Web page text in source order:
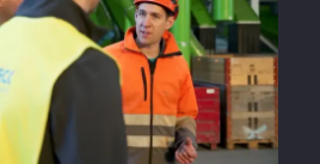
content